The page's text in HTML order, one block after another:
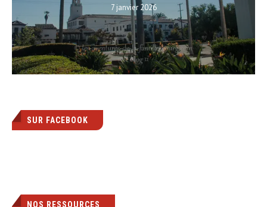
7 janvier 2026
SUR FACEBOOK
NOS RESSOURCES